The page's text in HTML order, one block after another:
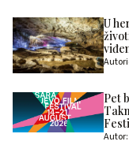
U
Pet